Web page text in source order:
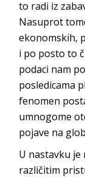
to radi iz
Nasuprot
ekonomskih,
i po posto to
podaci nam
posledicama
fenomen
umnogome
pojave na
U nastavku
različitim